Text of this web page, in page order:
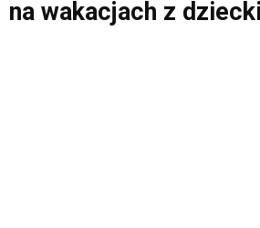
na wakacjach z